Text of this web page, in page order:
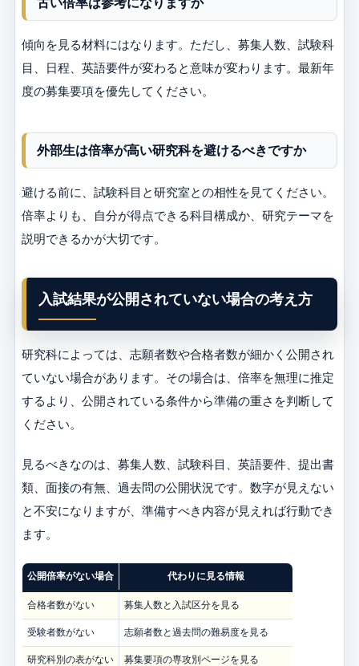
傾向を見る材料にはなります。ただし、募集人数、試験科
目、日程、英語要件が変わると意味が変わります。最新年
度の募集要項を優先してください。
外部生は倍率が高い研究科を避けるべきですか
避ける前に、試験科目と研究室との相性を見てください。
倍率よりも、自分が得点できる科目構成か、研究テーマを
説明できるかが大切です。
入試結果が公開されていない場合の考え方
研究科によっては、志願者数や合格者数が細かく公開され
ていない場合があります。その場合は、倍率を無理に推定
するより、公開されている条件から準備の重さを判断して
ください。
見るべきなのは、募集人数、試験科目、英語要件、提出書
類、面接の有無、過去問の公開状況です。数字が見えない
と不安になりますが、準備すべき内容が見えれば行動でき
ます。
公開倍率がない場合 代わりに見る情報
合格者数がない 募集人数と入試区分を見る
受験者数がない 志願者数と過去問の難易度を見る
研究科別の表がない 募集要項の専攻別ページを見る